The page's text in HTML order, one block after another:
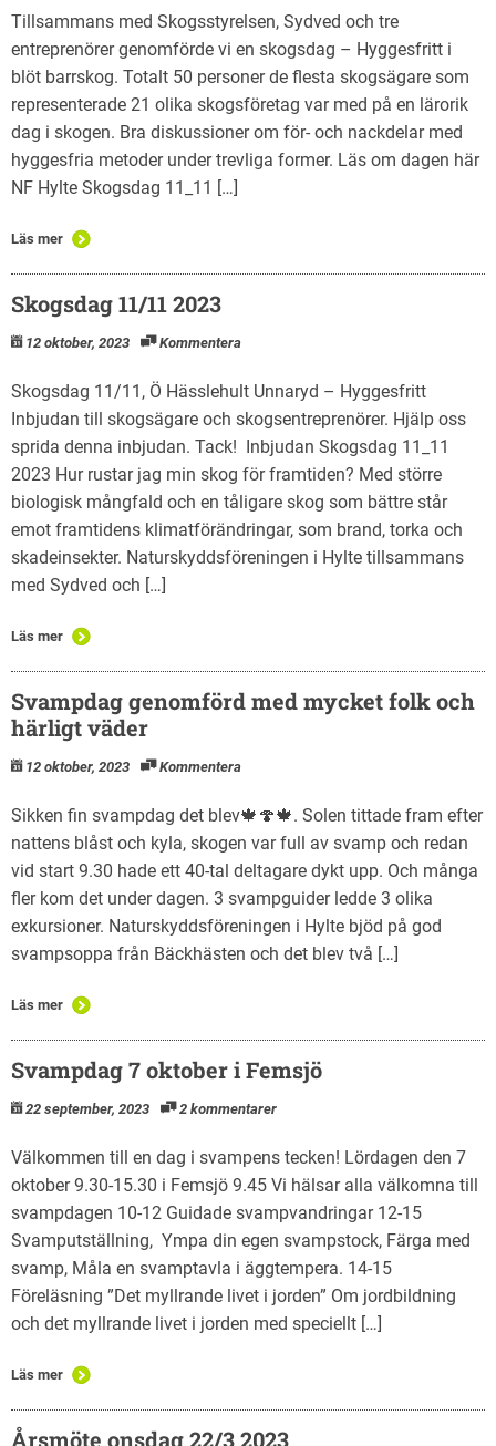
Tillsammans med Skogsstyrelsen, Sydved och tre
entreprenörer genomförde vi en skogsdag – Hyggesfritt i
blöt barrskog. Totalt 50 personer de flesta skogsägare som
representerade 21 olika skogsföretag var med på en lärorik
dag i skogen. Bra diskussioner om för- och nackdelar med
hyggesfria metoder under trevliga former. Läs om dagen här
NF Hylte Skogsdag 11_11 […]
Läs mer
Skogsdag 11/11 2023
12 oktober, 2023 Kommentera
Skogsdag 11/11, Ö Hässlehult Unnaryd – Hyggesfritt
Inbjudan till skogsägare och skogsentreprenörer. Hjälp oss
sprida denna inbjudan. Tack! Inbjudan Skogsdag 11_11
2023 Hur rustar jag min skog för framtiden? Med större
biologisk mångfald och en tåligare skog som bättre står
emot framtidens klimatförändringar, som brand, torka och
skadeinsekter. Naturskyddsföreningen i Hylte tillsammans
med Sydved och […]
Läs mer
Svampdag genomförd med mycket folk och
härligt väder
12 oktober, 2023 Kommentera
Sikken fin svampdag det blev🍁🍄🍁. Solen tittade fram efter
nattens blåst och kyla, skogen var full av svamp och redan
vid start 9.30 hade ett 40-tal deltagare dykt upp. Och många
fler kom det under dagen. 3 svampguider ledde 3 olika
exkursioner. Naturskyddsföreningen i Hylte bjöd på god
svampsoppa från Bäckhästen och det blev två […]
Läs mer
Svampdag 7 oktober i Femsjö
22 september, 2023 2 kommentarer
Välkommen till en dag i svampens tecken! Lördagen den 7
oktober 9.30-15.30 i Femsjö 9.45 Vi hälsar alla välkomna till
svampdagen 10-12 Guidade svampvandringar 12-15
Svamputställning, Ympa din egen svampstock, Färga med
svamp, Måla en svamptavla i äggtempera. 14-15
Föreläsning ”Det myllrande livet i jorden” Om jordbildning
och det myllrande livet i jorden med speciellt […]
Läs mer
Årsmöte onsdag 22/3 2023